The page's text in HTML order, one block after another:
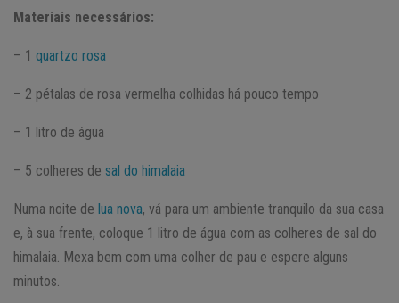
Materiais necessários:
– 1 quartzo rosa
– 2 pétalas de rosa vermelha colhidas há pouco tempo
– 1 litro de água
– 5 colheres de sal do himalaia
Numa noite de lua nova, vá para um ambiente tranquilo da sua casa
e, à sua frente, coloque 1 litro de água com as colheres de sal do
himalaia. Mexa bem com uma colher de pau e espere alguns
minutos.